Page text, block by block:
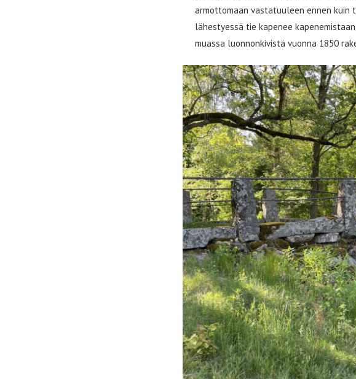
armottomaan vastatuuleen ennen kuin
lähestyessä tie kapenee
muassa luonnonkivistä vuonna 1850